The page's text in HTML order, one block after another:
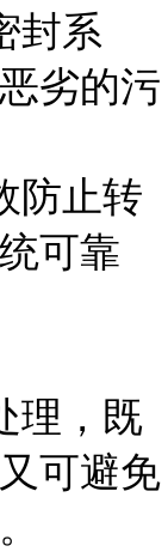
封系
劣的污
防止转
可靠
理，既
可避免